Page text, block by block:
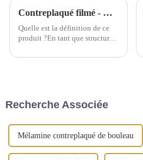
Contreplaqué filmé - Quel est ce produit ?
Quelle est la définition de ce
produit ?En tant que structure
contreplaqué filmé offre une
comme un...
Recherche Associée
Mélamine contreplaqué de bouleau